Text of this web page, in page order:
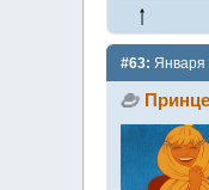
#63: Января